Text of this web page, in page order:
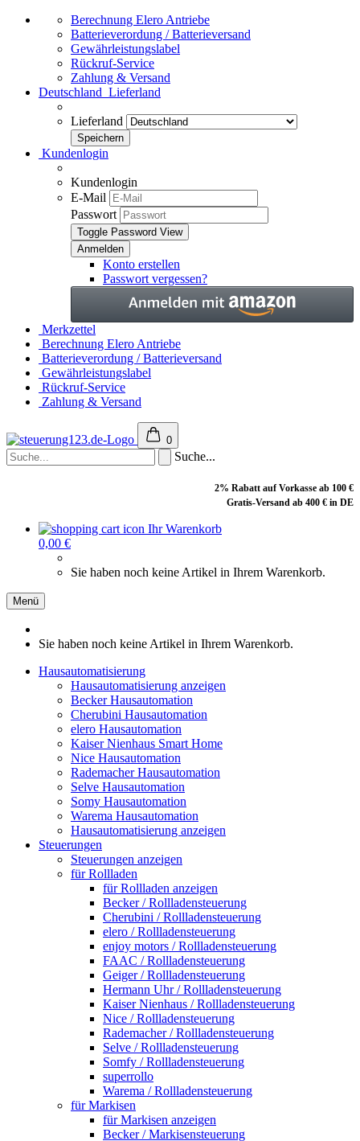
Berechnung Elero Antriebe
Batterieverordung / Batterieversand
Gewährleistungslabel
Rückruf-Service
Zahlung & Versand
Deutschland Lieferland
Lieferland
Kundenlogin
Kundenlogin
E-Mail
Passwort
Toggle Password View
Konto erstellen
Passwort vergessen?
Merkzettel
Berechnung Elero Antriebe
Batterieverordung / Batterieversand
Gewährleistungslabel
Rückruf-Service
Zahlung & Versand
0
Suche...
2% Rabatt auf Vorkasse ab 100 €
Gratis-Versand ab 400 € in DE
Ihr Warenkorb
0,00 €
Sie haben noch keine Artikel in Ihrem Warenkorb.
Menü
Sie haben noch keine Artikel in Ihrem Warenkorb.
Hausautomatisierung
Hausautomatisierung anzeigen
Becker Hausautomation
Cherubini Hausautomation
elero Hausautomation
Kaiser Nienhaus Smart Home
Nice Hausautomation
Rademacher Hausautomation
Selve Hausautomation
Somy Hausautomation
Warema Hausautomation
Hausautomatisierung anzeigen
Steuerungen
Steuerungen anzeigen
für Rollladen
für Rollladen anzeigen
Becker / Rollladensteuerung
Cherubini / Rollladensteuerung
elero / Rollladensteuerung
enjoy motors / Rollladensteuerung
FAAC / Rollladensteuerung
Geiger / Rollladensteuerung
Hermann Uhr / Rollladensteuerung
Kaiser Nienhaus / Rollladensteuerung
Nice / Rollladensteuerung
Rademacher / Rollladensteuerung
Selve / Rollladensteuerung
Somfy / Rollladensteuerung
superrollo
Warema / Rollladensteuerung
für Markisen
für Markisen anzeigen
Becker / Markisensteuerung